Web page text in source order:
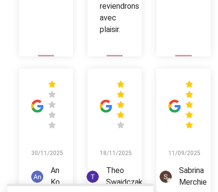
reviendrons
avec
plaisir.
30/11/2025
An
Ko
18/11/2025
Theo
Swaidczak
11/09/2025
Sabrina
Merchie